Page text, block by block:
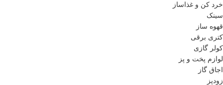
خرد کن و غذاساز
سینک
قهوه ساز
کتری برقی
کولر گازی
لوازم پخت و پز
اجاق گاز
زودپز